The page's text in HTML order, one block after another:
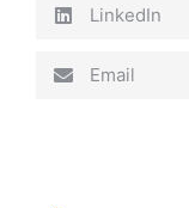
LinkedIn
Email